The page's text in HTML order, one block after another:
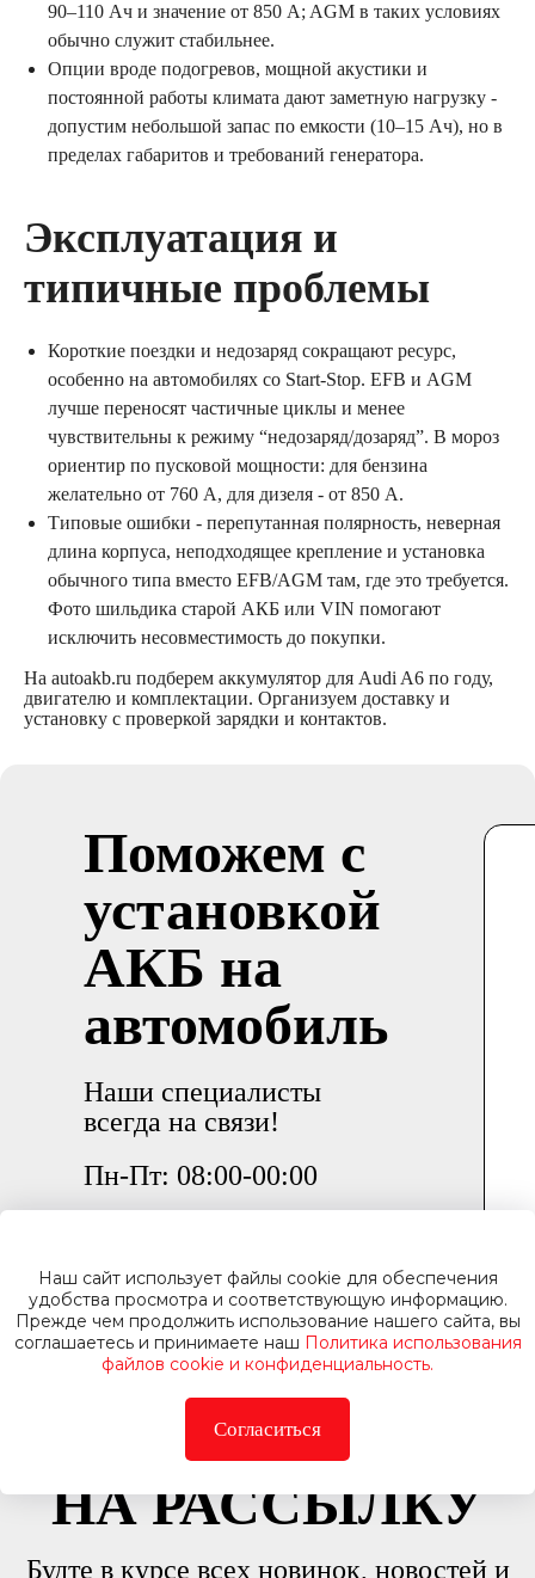
90–110 Ач и значение от 850 A; AGM в таких условиях
обычно служит стабильнее.
Опции вроде подогревов, мощной акустики и
постоянной работы климата дают заметную нагрузку -
допустим небольшой запас по емкости (10–15 Ач), но в
пределах габаритов и требований генератора.
Эксплуатация и
типичные проблемы
Короткие поездки и недозаряд сокращают ресурс,
особенно на автомобилях со Start‐Stop. EFB и AGM
лучше переносят частичные циклы и менее
чувствительны к режиму “недозаряд/дозаряд”. В мороз
ориентир по пусковой мощности: для бензина
желательно от 760 A, для дизеля - от 850 A.
Типовые ошибки - перепутанная полярность, неверная
длина корпуса, неподходящее крепление и установка
обычного типа вместо EFB/AGM там, где это требуется.
Фото шильдика старой АКБ или VIN помогают
исключить несовместимость до покупки.
На autoakb.ru подберем аккумулятор для Audi A6 по году,
двигателю и комплектации. Организуем доставку и
установку с проверкой зарядки и контактов.
Поможем с
установкой
АКБ на
автомобиль
Наши специалисты
всегда на связи!
Пн-Пт: 08:00-00:00
ПОДПИСАТЬСЯ
НА РАССЫЛКУ
Будте в курсе всех новинок, новостей и
Наш сайт использует файлы cookie для обеспечения
удобства просмотра и соответствующую информацию.
Прежде чем продолжить использование нашего сайта, вы
соглашаетесь и принимаете наш Политика использования
файлов cookie и конфиденциальность.
Согласиться